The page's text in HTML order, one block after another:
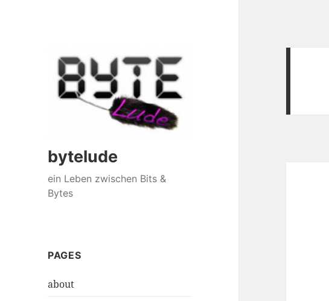
bytelude
ein Leben zwischen Bits &
Bytes
PAGES
about